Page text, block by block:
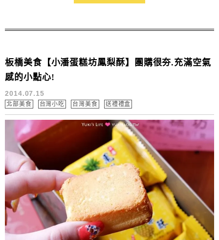
板橋美食【小潘蛋糕坊鳳梨酥】團購很夯.充滿空氣
感的小點心!
2014.07.15
北部美食 台灣小吃 台灣美食 送禮禮盒